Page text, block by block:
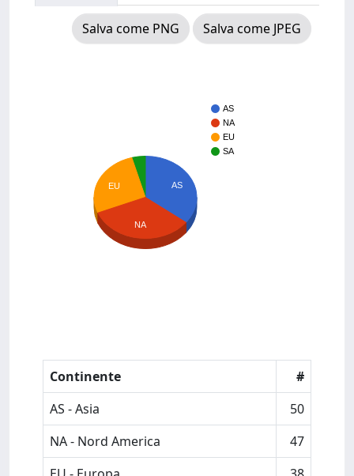
Salva come PNG Salva come JPEG
AS
NA
EU
SA
AS
EU
NA
Continente
#
AS - Asia
50
NA - Nord America
47